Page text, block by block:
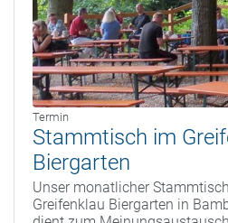
Termin
Stammtisch im
Biergarten
Unser monatlicher
Greifenklau Biergarten in